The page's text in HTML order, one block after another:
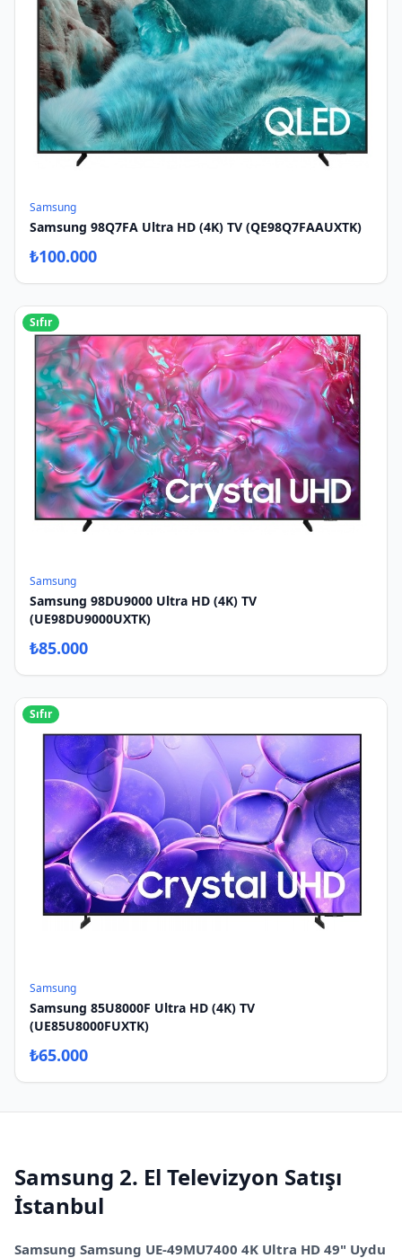
Samsung
Samsung 98Q7FA Ultra HD (4K) TV (QE98Q7FAAUXTK)
₺100.000
Sıfır
Samsung
Samsung 98DU9000 Ultra HD (4K) TV
(UE98DU9000UXTK)
₺85.000
Sıfır
Samsung
Samsung 85U8000F Ultra HD (4K) TV
(UE85U8000FUXTK)
₺65.000
Samsung 2. El Televizyon Satışı
İstanbul
Samsung Samsung UE-49MU7400 4K Ultra HD 49" Uydu